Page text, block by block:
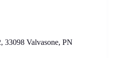
33098 Valvasone, PN